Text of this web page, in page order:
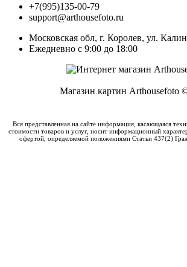
+7(995)135-00-79
support@arthousefoto.ru
Московская обл, г. Королев, ул.
Ежедневно с 9:00 до 18:00
Магазин картин Arthousefoto
Вся представленная на сайте информация, касающаяся
стоимости товаров и услуг, носит информационный
офертой, определяемой положениями Статьи 437(2)